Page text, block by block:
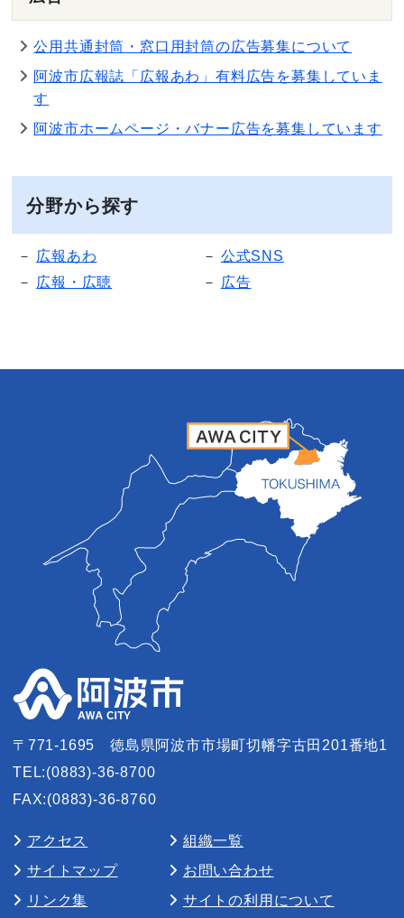
公用共通封筒・窓口用封筒の広告募集について
阿波市広報誌「広報あわ」有料広告を募集していま
す
阿波市ホームページ・バナー広告を募集しています
分野から探す
広報あわ
公式SNS
広報・広聴
広告
〒771-1695
徳島県阿波市市場町切幡字古田201番地1
TEL:(0883)-36-8700
FAX:(0883)-36-8760
アクセス
組織一覧
サイトマップ
お問い合わせ
リンク集
サイトの利用について